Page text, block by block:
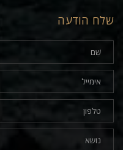
שלח הודעה